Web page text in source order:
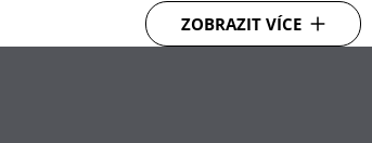
ZOBRAZIT VÍCE